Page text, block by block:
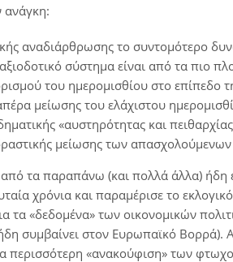
ανάγκη:
αναδιάρθρωσης το συντομότερο
σύστημα είναι από τα πιο
του ημερομισθίου στο επίπεδο
μείωσης του ελάχιστου
«αυστηρότητας και
μείωσης των
τα παραπάνω (και πολλά άλλα)
χρόνια και παραμέρισε το
τα «δεδομένα» των οικονομικών
συμβαίνει στον Ευρωπαϊκό Βορρά).
περισσότερη «ανακούφιση» των